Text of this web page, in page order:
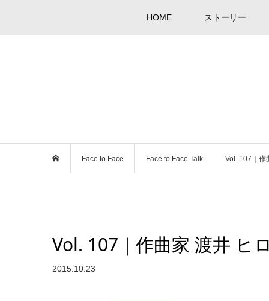
HOME ストーリー
Face to Face Face to Face Talk Vol. 107｜作
Vol. 107｜作曲家 渡井 ヒ
2015.10.23